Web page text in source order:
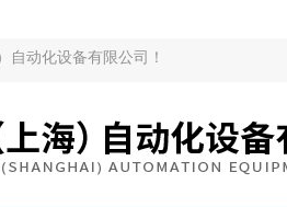
自动化设备有限公司！